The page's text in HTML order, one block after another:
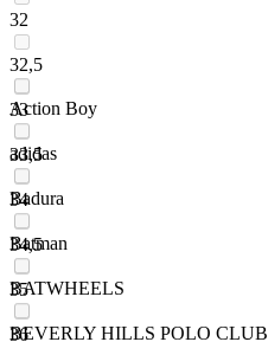
32
32,5
33
33,5
34
34,5
35
36
Action Boy
adidas
Badura
Batman
BATWHEELS
BEVERLY HILLS POLO CLUB